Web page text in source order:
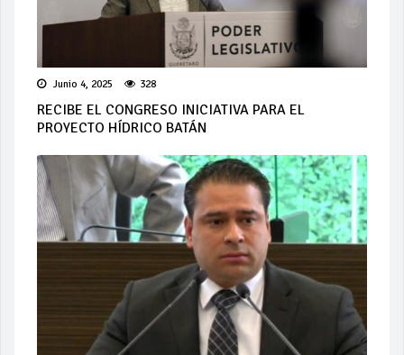
Junio 4, 2025 328
RECIBE EL CONGRESO INICIATIVA PARA EL
PROYECTO HÍDRICO BATÁN